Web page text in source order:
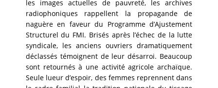
les images actuelles de pauvreté, les archives
radiophoniques rappellent la propagande de
naguère en faveur du Programme d’Ajustement
Structurel du FMI. Brisés après l’échec de la lutte
syndicale, les anciens ouvriers dramatiquement
déclassés témoignent de leur désarroi. Beaucoup
sont retournés à une activité agricole archaïque.
Seule lueur d’espoir, des femmes reprennent dans